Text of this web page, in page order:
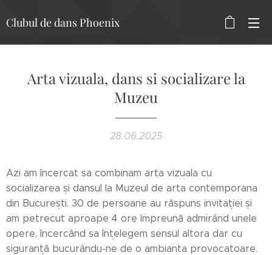
Clubul de dans Phoenix
Arta vizuala, dans si socializare la
Muzeu
28.06.2025
Azi am încercat sa combinam arta vizuala cu
socializarea și dansul la Muzeul de arta contemporana
din București. 30 de persoane au răspuns invitației și
am petrecut aproape 4 ore împreună admirând unele
opere, încercând sa înțelegem sensul altora dar cu
siguranță bucurându-ne de o ambianta provocatoare.